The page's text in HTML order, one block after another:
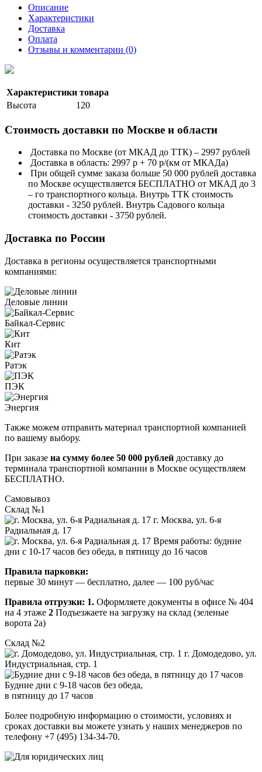
Описание
Характеристики
Доставка
Оплата
Отзывы и комментарии (0)
Характеристики товара
Высота
120
Стоимость доставки по Москве и области
Доставка по Москве (от МКАД до ТТК) – 2997 рублей
Доставка в область: 2997 р + 70 р/(км от МКАДа)
При общей сумме заказа больше 50 000 рублей доставка
по Москве осуществляется БЕСПЛАТНО от МКАД до 3
– го транспортного кольца. Внутрь ТТК стоимость
доставки - 3250 рублей. Внутрь Садового кольца
стоимость доставки - 3750 рублей.
Доставка по России
Доставка в регионы осуществляется транспортными
компаниями:
Деловые линии
Байкал-Сервис
Кит
Ратэк
ПЭК
Энергия
Также можем отправить материал транспортной компанией
по вашему выбору.
При заказе на сумму более 50 000 рублей доставку до
терминала транспортной компании в Москве осуществляем
БЕСПЛАТНО.
Самовывоз
Склад №1
г. Москва, ул. 6-я
Радиальная д. 17
Время работы: будние
дни с 10-17 часов без обеда, в пятницу до 16 часов
Правила парковки:
первые 30 минут — бесплатно, далее — 100 руб/час
Правила отгрузки: 1. Оформляете документы в офисе № 404
на 4 этаже 2 Подъезжаете на загрузку на склад (зеленые
ворота 2а)
Склад №2
г. Домодедово, ул.
Индустриальная, стр. 1
Будние дни с 9-18 часов без обеда,
в пятницу до 17 часов
Более подробную информацию о стоимости, условиях и
сроках доставки вы можете узнать у наших менеджеров по
телефону +7 (495) 134-34-70.